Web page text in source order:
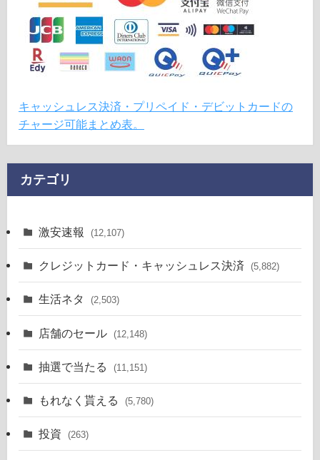
キャッシュレス決済・プリペイド・デビットカードの
チャージ可能まとめ表。
カテゴリ
激安速報 (12,107)
クレジットカード・キャッシュレス決済 (5,882)
生活ネタ (2,503)
店舗のセール (12,148)
抽選で当たる (11,151)
もれなく貰える (5,780)
投資 (263)